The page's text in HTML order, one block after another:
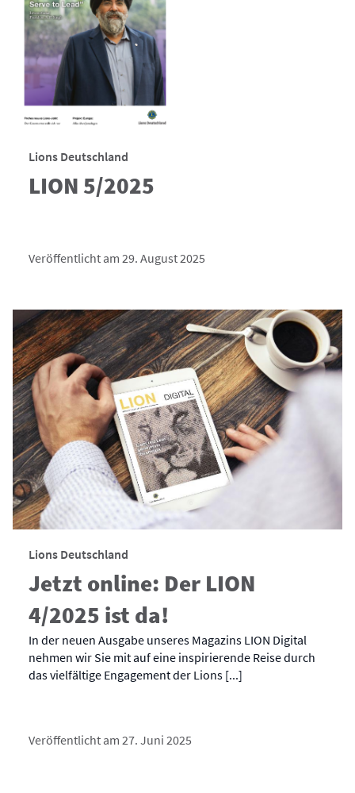
Lions Deutschland
LION 5/2025
Veröffentlicht am 29. August 2025
Lions Deutschland
Jetzt online: Der LION
4/2025 ist da!
In der neuen Ausgabe unseres Magazins LION Digital
nehmen wir Sie mit auf eine inspirierende Reise durch
das vielfältige Engagement der Lions [...]
Veröffentlicht am 27. Juni 2025